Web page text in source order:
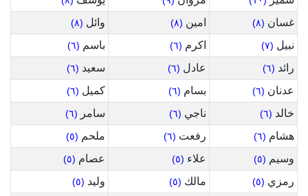
غسان (٨) امين (٨) وائل (٨)
نبيل (٧) اكرم (٦) باسم (٦)
رائد (٦) عادل (٦) سعيد (٦)
عدنان (٦) بسام (٦) كميل (٦)
خالد (٦) ناجي (٦) سامر (٦)
هشام (٦) رفعت (٦) ملحم (٥)
وسيم (٥) علاء (٥) عصام (٥)
رمزي (٥) مالك (٥) وليد (٥)